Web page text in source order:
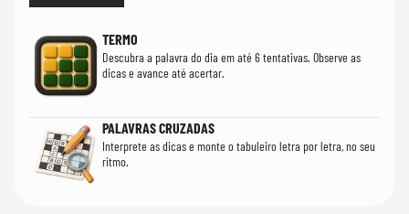
TERMO
Descubra a palavra do dia em até 6 tentativas. Observe as
dicas e avance até acertar.
PALAVRAS CRUZADAS
Interprete as dicas e monte o tabuleiro letra por letra, no seu
ritmo.